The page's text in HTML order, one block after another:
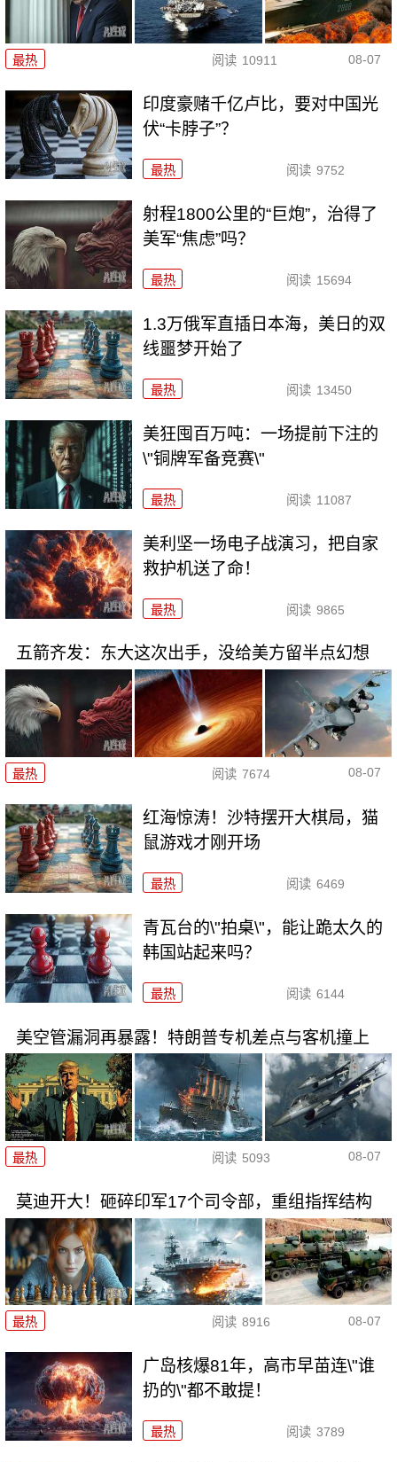
最热 阅读 10911 08-07
印度豪赌千亿卢比，要对中国光
伏“卡脖子”？
最热 阅读 9752
射程1800公里的“巨炮”，治得了
美军“焦虑”吗？
最热 阅读 15694
1.3万俄军直插日本海，美日的双
线噩梦开始了
最热 阅读 13450
美狂囤百万吨：一场提前下注的
\"铜牌军备竞赛\"
最热 阅读 11087
美利坚一场电子战演习，把自家
救护机送了命！
最热 阅读 9865
五箭齐发：东大这次出手，没给美方留半点幻想
最热 阅读 7674 08-07
红海惊涛！沙特摆开大棋局，猫
鼠游戏才刚开场
最热 阅读 6469
青瓦台的\"拍桌\"，能让跪太久的
韩国站起来吗？
最热 阅读 6144
美空管漏洞再暴露！特朗普专机差点与客机撞上
最热 阅读 5093 08-07
莫迪开大！砸碎印军17个司令部，重组指挥结构
最热 阅读 8916 08-07
广岛核爆81年，高市早苗连\"谁
扔的\"都不敢提！
最热 阅读 3789